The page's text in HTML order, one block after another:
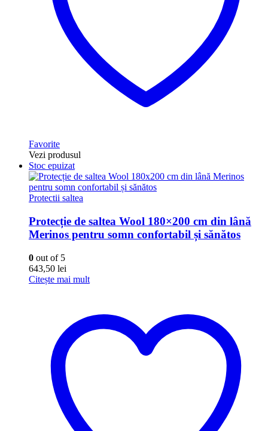
Favorite
Vezi produsul
Stoc epuizat
Protectii saltea
Protecție de saltea Wool 180×200 cm din lână
Merinos pentru somn confortabil și sănătos
0 out of 5
643,50 lei
Citește mai mult